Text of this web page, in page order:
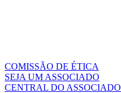
COMISSÃO DE ÉTICA
SEJA UM ASSOCIADO
CENTRAL DO ASSOCIADO